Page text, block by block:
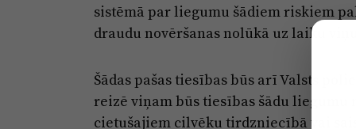
sistēmā par liegumu šādiem riskiem
draudu novēršanas nolūkā uz laiku
Šādas pašas tiesības būs arī Valsts
reizē viņam būs tiesības šādu
cietušajiem cilvēku tirdzniecībā vai